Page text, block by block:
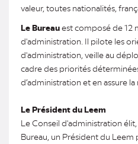
valeur, toutes nationalités,
Le Bureauestcomposé de 12
d'administration. Il pilote les
d'administration, veille au
cadre des priorités
d’administration et en assure
Le Président du Leem
Le Conseil d'administration
Bureau, un Président du Leem